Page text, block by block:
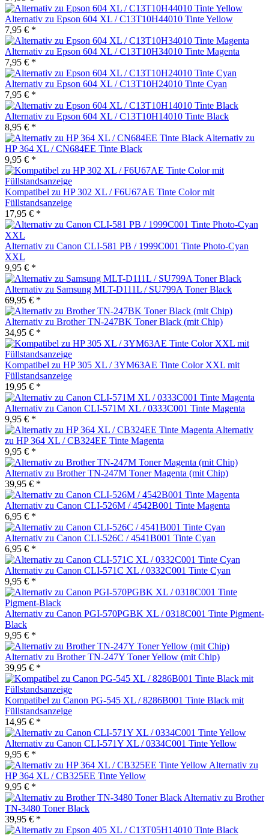
Alternativ zu Epson 604 XL / C13T10H44010 Tinte Yellow
7,95 € *
Alternativ zu Epson 604 XL / C13T10H34010 Tinte Magenta
7,95 € *
Alternativ zu Epson 604 XL / C13T10H24010 Tinte Cyan
7,95 € *
Alternativ zu Epson 604 XL / C13T10H14010 Tinte Black
8,95 € *
Alternativ zu
HP 364 XL / CN684EE Tinte Black
9,95 € *
Kompatibel zu HP 302 XL / F6U67AE Tinte Color mit
Füllstandsanzeige
17,95 € *
Alternativ zu Canon CLI-581 PB / 1999C001 Tinte Photo-Cyan
XXL
9,95 € *
Alternativ zu Samsung MLT-D111L / SU799A Toner Black
69,95 € *
Alternativ zu Brother TN-247BK Toner Black (mit Chip)
34,95 € *
Kompatibel zu HP 305 XL / 3YM63AE Tinte Color XXL mit
Füllstandsanzeige
19,95 € *
Alternativ zu Canon CLI-571M XL / 0333C001 Tinte Magenta
9,95 € *
Alternativ
zu HP 364 XL / CB324EE Tinte Magenta
9,95 € *
Alternativ zu Brother TN-247M Toner Magenta (mit Chip)
39,95 € *
Alternativ zu Canon CLI-526M / 4542B001 Tinte Magenta
6,95 € *
Alternativ zu Canon CLI-526C / 4541B001 Tinte Cyan
6,95 € *
Alternativ zu Canon CLI-571C XL / 0332C001 Tinte Cyan
9,95 € *
Alternativ zu Canon PGI-570PGBK XL / 0318C001 Tinte Pigment-
Black
9,95 € *
Alternativ zu Brother TN-247Y Toner Yellow (mit Chip)
39,95 € *
Kompatibel zu Canon PG-545 XL / 8286B001 Tinte Black mit
Füllstandsanzeige
14,95 € *
Alternativ zu Canon CLI-571Y XL / 0334C001 Tinte Yellow
9,95 € *
Alternativ zu
HP 364 XL / CB325EE Tinte Yellow
9,95 € *
Alternativ zu Brother
TN-3480 Toner Black
39,95 € *